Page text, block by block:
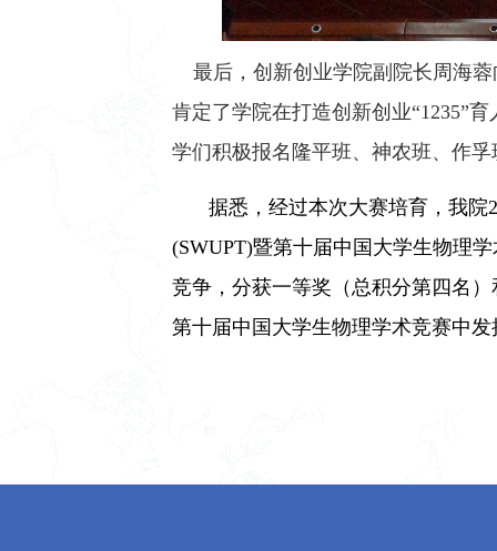
最后，创新创业学院副院长周海蓉
肯定了学院在打造创新创业“1 235”育
学们积极报名隆平班、神农班、作孚
据悉， 经过本次大赛培育，我院2
(SWUPT)暨第十届中国大学生物理
竞争， 分获一等奖（总积分第四名）
第十届中国大学生物理学术竞赛中发